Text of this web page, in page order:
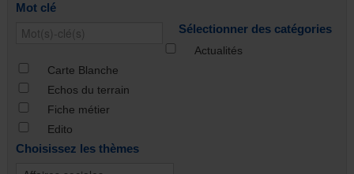
Mot clé
Sélectionner des catégories
Actualités
Carte Blanche
Echos du terrain
Fiche métier
Edito
Choisissez les thèmes